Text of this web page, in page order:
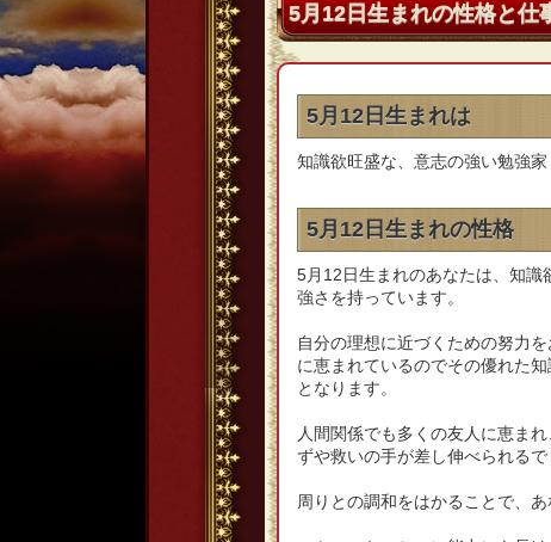
5月12日生まれの性格と仕
5月12日生まれは
知識欲旺盛な、意志の強い勉強家
5月12日生まれの性格
5月12日生まれのあなたは、知識
強さを持っています。
自分の理想に近づくための努力
に恵まれているのでその優れた
となります。
人間関係でも多くの友人に恵ま
ずや救いの手が差し伸べられるで
周りとの調和をはかることで、